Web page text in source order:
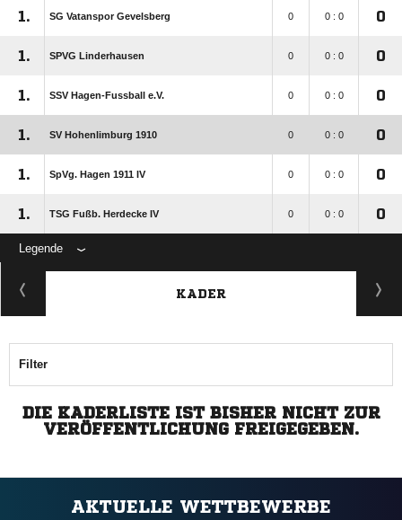
1. SG Vatanspor Gevelsberg 0 0 : 0 0
1. SPVG Linderhausen 0 0 : 0 0
1. SSV Hagen-Fussball e.V. 0 0 : 0 0
1. SV Hohenlimburg 1910 0 0 : 0 0
1. SpVg. Hagen 1911 IV 0 0 : 0 0
1. TSG Fußb. Herdecke IV 0 0 : 0 0
Legende
KADER
Filter
DIE KADERLISTE IST BISHER NICHT ZUR
VERÖFFENTLICHUNG FREIGEGEBEN.
AKTUELLE WETTBEWERBE